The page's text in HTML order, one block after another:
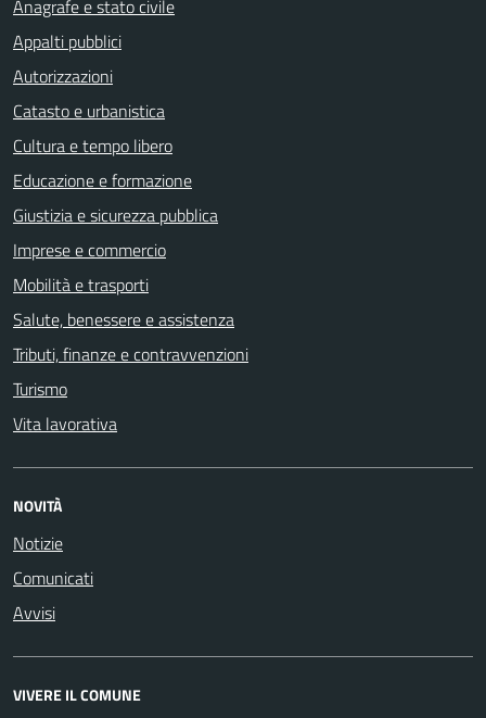
Anagrafe e stato civile
Appalti pubblici
Autorizzazioni
Catasto e urbanistica
Cultura e tempo libero
Educazione e formazione
Giustizia e sicurezza pubblica
Imprese e commercio
Mobilità e trasporti
Salute, benessere e assistenza
Tributi, finanze e contravvenzioni
Turismo
Vita lavorativa
NOVITÀ
Notizie
Comunicati
Avvisi
VIVERE IL COMUNE